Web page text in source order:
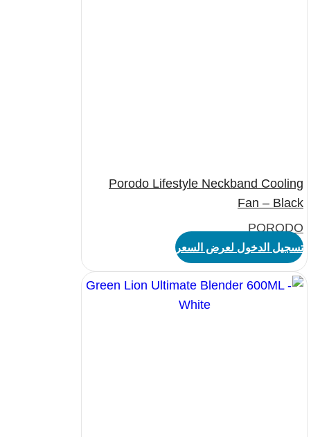
Porodo Lifestyle Neckband Cooling
Fan – Black
PORODO
تسجيل الدخول لعرض السعر